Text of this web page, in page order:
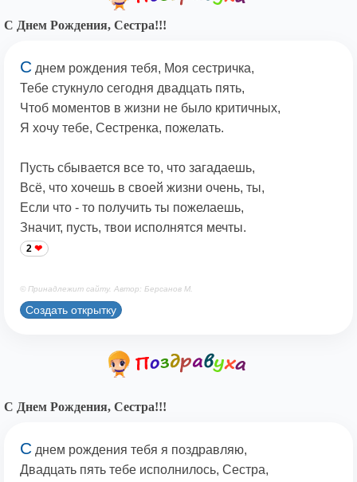
С Днем Рождения, Сестра!!!
С днем рождения тебя, Моя сестричка,
Тебе стукнуло сегодня двадцать пять,
Чтоб моментов в жизни не было критичных,
Я хочу тебе, Сестренка, пожелать.
Пусть сбывается все то, что загадаешь,
Всё, что хочешь в своей жизни очень, ты,
Если что - то получить ты пожелаешь,
Значит, пусть, твои исполнятся мечты.
2
© Принадлежит сайту. Автор: Берсанов М.
Создать открытку
С Днем Рождения, Сестра!!!
С днем рождения тебя я поздравляю,
Двадцать пять тебе исполнилось, Сестра,